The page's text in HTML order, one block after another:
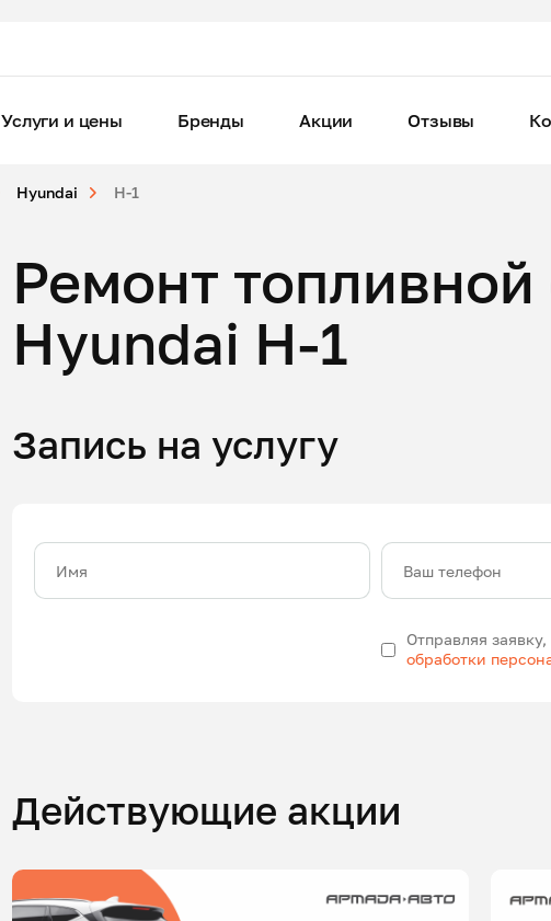
Услуги и цены Бренды Акции Отзывы
Hyundai H-1
Ремонт
Hyundai H-1
Запись на услугу
Имя Ваш телефон
Отправляя
обработки
Действующие акции